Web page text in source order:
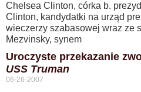
Chelsea Clinton, córka b.
Clinton, kandydatki na urząd
wieczerzy szabasowej wraz ze
Mezvinsky, synem
Uroczyste przekazanie
USS Truman
06-26-2007